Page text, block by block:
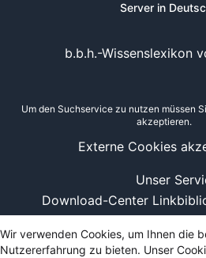
Server in
Unser
Download-Center
b.b.h.-Wissenslexikon
Um den Suchservice zu nutzen müssen
akzeptieren.
Externe Cookies
Wir verwenden Cookies, um Ihnen die
Nutzererfahrung zu bieten. Unser